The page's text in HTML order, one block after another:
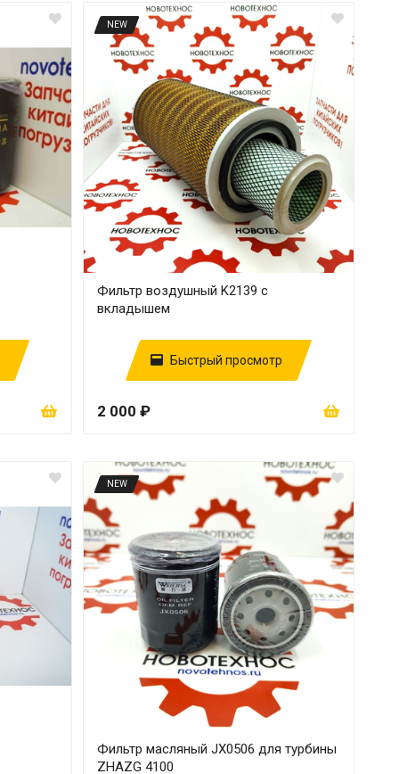
NEW
Фильтр воздушный K2139 с
вкладышем
Быстрый просмотр
2 000 ₽
NEW
Фильтр масляный JX0506 для турбины
ZHAZG 4100